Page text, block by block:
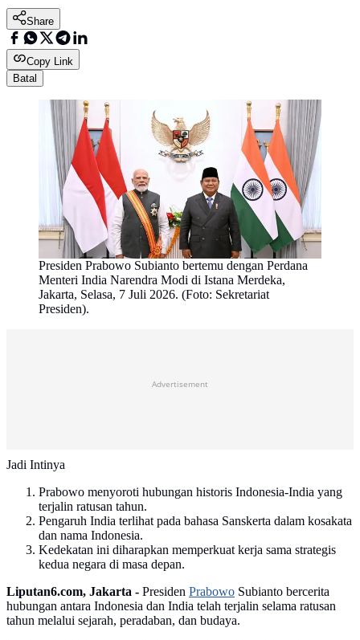
Share
Copy Link
Batal
Presiden Prabowo Subianto bertemu dengan Perdana
Menteri India Narendra Modi di Istana Merdeka,
Jakarta, Selasa, 7 Juli 2026. (Foto: Sekretariat
Presiden).
Advertisement
Jadi Intinya
Prabowo menyoroti hubungan historis Indonesia-India yang
terjalin ratusan tahun.
Pengaruh India terlihat pada bahasa Sanskerta dalam kosakata
dan nama Indonesia.
Kedekatan ini diharapkan memperkuat kerja sama strategis
kedua negara di masa depan.
Liputan6.com, Jakarta - Presiden Prabowo Subianto bercerita
hubungan antara Indonesia dan India telah terjalin selama ratusan
tahun melalui sejarah, peradaban, dan budaya.